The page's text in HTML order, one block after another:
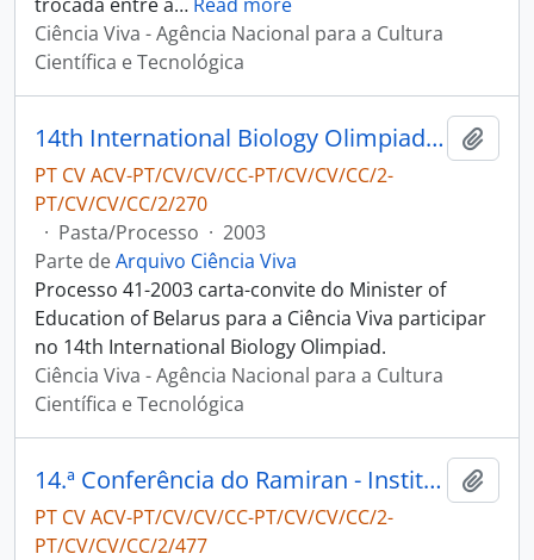
Ciência Viva - Agência Nacional para a Cultura
Científica e Tecnológica
14th International Biology Olimpiad - Minister of Education of Belarus
PT CV ACV-PT/CV/CV/CC-PT/CV/CV/CC/2-
PT/CV/CV/CC/2/270
· Pasta/Processo · 2003
Parte deArquivo Ciência Viva
Processo 41-2003 carta-convite do Minister of
Education of Belarus para a Ciência Viva participar
no 14th International Biology Olimpiad.
Ciência Viva - Agência Nacional para a Cultura
Científica e Tecnológica
14.ª Conferência do Ramiran - Instituto Superior Técnico
PT CV ACV-PT/CV/CV/CC-PT/CV/CV/CC/2-
PT/CV/CV/CC/2/477